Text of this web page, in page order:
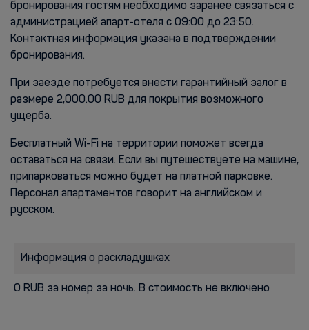
бронирования гостям необходимо заранее связаться с
администрацией апарт-отеля с 09:00 до 23:50.
Контактная информация указана в подтверждении
бронирования.
При заезде потребуется внести гарантийный залог в
размере 2,000.00 RUB для покрытия возможного
ущерба.
Бесплатный Wi-Fi на территории поможет всегда
оставаться на связи. Если вы путешествуете на машине,
припарковаться можно будет на платной парковке.
Персонал апартаментов говорит на английском и
русском.
Информация о раскладушках
0 RUB за номер за ночь. В стоимость не включено